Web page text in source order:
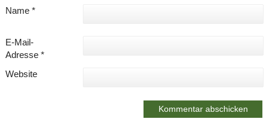
Name *
E-Mail-
Adresse *
Website